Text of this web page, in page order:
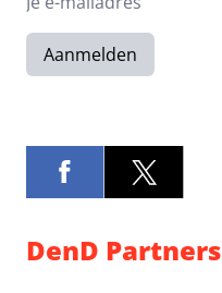
Aanmelden
DenD Partners